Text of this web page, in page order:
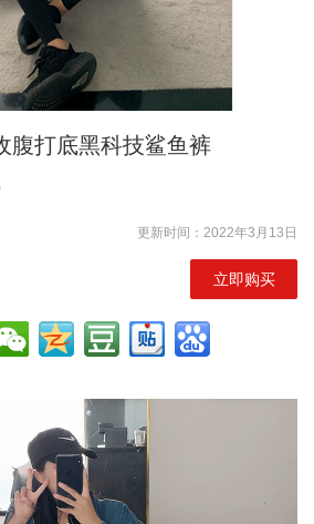
腹打底黑科技鲨鱼裤
更新时间：2022年3月13日
立即购买